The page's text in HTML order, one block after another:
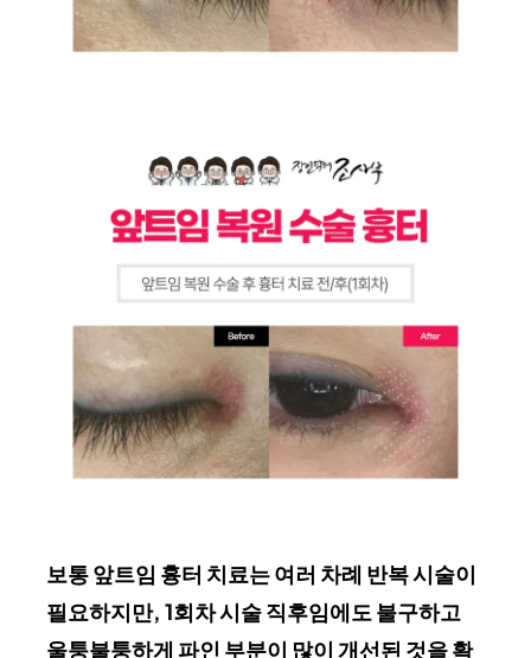
보통 앞트임 흉터 치료는 여러 차례 반복 시술이
필요하지만, 1회차 시술 직후임에도 불구하고
울퉁불퉁하게 파인 부분이 많이 개선된 것을 확